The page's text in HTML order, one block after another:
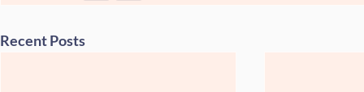
Recent Posts